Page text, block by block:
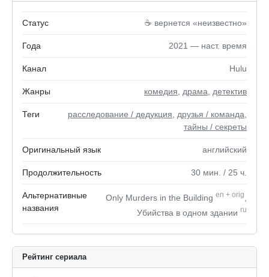
Статус ☕️ вернется «неизвестно»
Года 2021 — наст. время
Канал Hulu
Жанры комедия драма детектив
Теги расследование / дедукция друзья / команда
тайны / секреты
Оригинальный язык английский
Продолжительность 30 мин. / 25 ч.
Альтернативные
названия
Only Murders in the Building en + orig
Убийства в одном здании ru
Рейтинг сериала